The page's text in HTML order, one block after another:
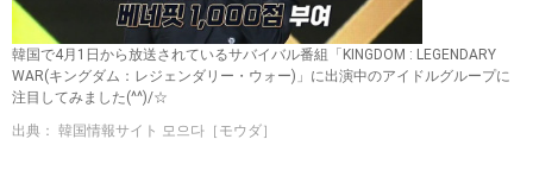
韓国で4月1日から放送されているサバイバル番組「KINGDOM : LEGENDARY
WAR(キングダム：レジェンダリー・ウォー)」に出演中のアイドルグループに
注目してみました(^^)/☆
出典： 韓国情報サイト 모으다［モウダ］